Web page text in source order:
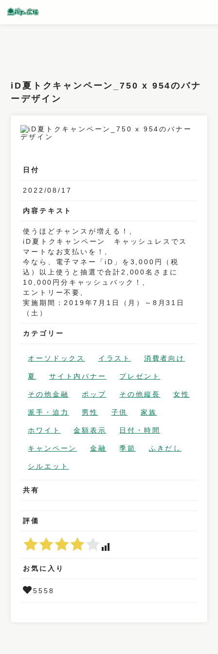
フィルター
カラー
デザイン
タイプ
要素
iD夏トクキャンペーン_750 x 954のバナ
ーデザイン
日付
2022/08/17
内容テキスト
使うほどチャンスが増える！,
iD夏トクキャンペーン キャッシュレスでス
マートなお支払いを！,
今なら、電子マネー「iD」を3,000円（税
込）以上使うと抽選で合計2,000名さまに
10,000円分キャッシュバック！,
エントリー不要,
実施期間：2019年7月1日（月）～8月31日
（土）
カテゴリー
オーソドックス イラスト 消費者向け
夏 サイト内バナー プレゼント
その他金融 ポップ その他縦長 女性
派手・迫力 男性 子供 家族
ホワイト 金額表示 日付・時間
キャンペーン 金融 季節 ふきだし
シルエット
共有
評価
お気に入り
5558